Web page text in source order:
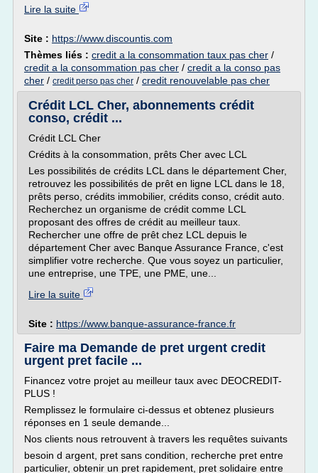
Lire la suite
Site : https://www.discountis.com
Thèmes liés : credit a la consommation taux pas cher /
credit a la consommation pas cher / credit a la conso pas
cher / credit perso pas cher / credit renouvelable pas cher
Crédit LCL Cher, abonnements crédit
conso, crédit ...
Crédit LCL Cher
Crédits à la consommation, prêts Cher avec LCL
Les possibilités de crédits LCL dans le département Cher,
retrouvez les possibilités de prêt en ligne LCL dans le 18,
prêts perso, crédits immobilier, crédits conso, crédit auto.
Recherchez un organisme de crédit comme LCL
proposant des offres de crédit au meilleur taux.
Rechercher une offre de prêt chez LCL depuis le
département Cher avec Banque Assurance France, c'est
simplifier votre recherche. Que vous soyez un particulier,
une entreprise, une TPE, une PME, une...
Lire la suite
Site : https://www.banque-assurance-france.fr
Faire ma Demande de pret urgent credit
urgent pret facile ...
Financez votre projet au meilleur taux avec DEOCREDIT-
PLUS !
Remplissez le formulaire ci-dessus et obtenez plusieurs
réponses en 1 seule demande...
Nos clients nous retrouvent à travers les requêtes suivants
besoin d argent, pret sans condition, recherche pret entre
particulier, obtenir un pret rapidement, pret solidaire entre